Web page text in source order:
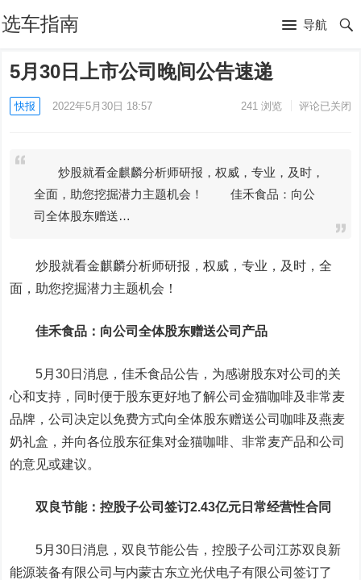
选车指南 导航
5月30日上市公司晚间公告速递
快报 2022年5月30日 18:57 241浏览 评论已关闭
炒股就看金麒麟分析师研报，权威，专业，及时，
全面，助您挖掘潜力主题机会！ 佳禾食品：向公
司全体股东赠送…
炒股就看金麒麟分析师研报，权威，专业，及时，全
面，助您挖掘潜力主题机会！
佳禾食品 ：向公司全体股东赠送公司产品
5月30日消息，佳禾食品公告，为感谢股东对公司的关
心和支持，同时便于股东更好地了解公司金猫咖啡及非常麦
品牌，公司决定以免费方式向全体股东赠送公司咖啡及燕麦
奶礼盒，并向各位股东征集对金猫咖啡、非常麦产品和公司
的意见或建议。
双良节能：控股子公司签订2.43亿元日常经营性合同
5月30日消息，双良节能公告，控股子公司江苏双良新
能源装备有限公司与内蒙古东立光伏电子有限公司签订了